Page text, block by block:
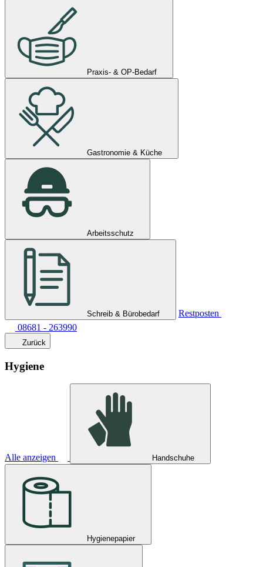
Praxis- & OP-Bedarf
Gastronomie & Küche
Arbeitsschutz
Schreib & Bürobedarf
Restposten
08681 - 263990
Zurück
Hygiene
Alle anzeigen Handschuhe
Hygienepapier